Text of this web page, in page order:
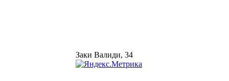
Заки Валиди, 34